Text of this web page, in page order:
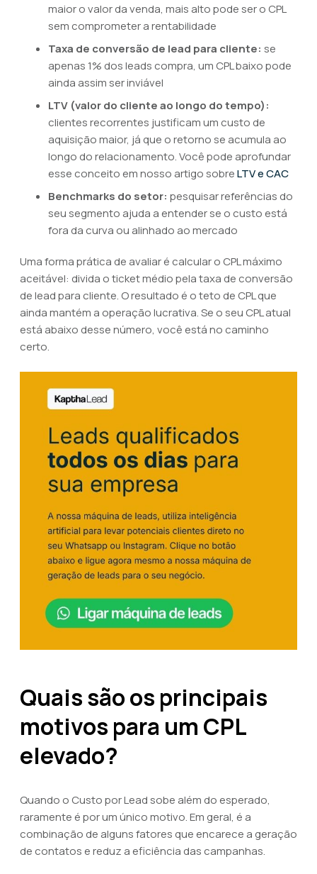
maior o valor da venda, mais alto pode ser o CPL
sem comprometer a rentabilidade
Taxa de conversão de lead para cliente: se
apenas 1% dos leads compra, um CPL baixo pode
ainda assim ser inviável
LTV (valor do cliente ao longo do tempo):
clientes recorrentes justificam um custo de
aquisição maior, já que o retorno se acumula ao
longo do relacionamento. Você pode aprofundar
esse conceito em nosso artigo sobreLTV e CAC
Benchmarks do setor: pesquisar referências do
seu segmento ajuda a entender se o custo está
fora da curva ou alinhado ao mercado
Uma forma prática de avaliar é calcular o CPL máximo
aceitável: divida o ticket médio pela taxa de conversão
de lead para cliente. O resultado é o teto de CPL que
ainda mantém a operação lucrativa. Se o seu CPL atual
está abaixo desse número, você está no caminho
certo.
Quais são os principais
motivos para um CPL
elevado?
Quando o Custo por Lead sobe além do esperado,
raramente é por um único motivo. Em geral, é a
combinação de alguns fatores que encarece a geração
de contatos e reduz a eficiência das campanhas.